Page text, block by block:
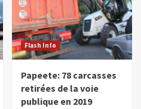
Flash Info
Papeete: 78 carcasses
retirées de la voie
publique en 2019